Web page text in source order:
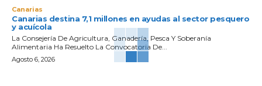
Canarias
Canarias destina 7,1 millones en ayudas al sector pesquero
y acuícola
La Consejería De Agricultura, Ganadería, Pesca Y Soberanía
Alimentaria Ha Resuelto La Convocatoria De...
Agosto 6, 2026